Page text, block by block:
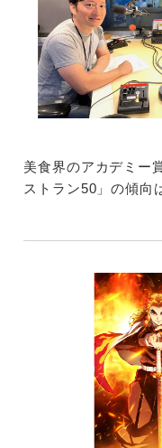
美食界のアカデミー
ストラン50」の傾向